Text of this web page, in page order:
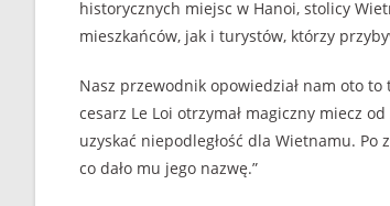
historycznych miejsc w Hanoi, stolicy
mieszkańców, jak i turystów, którzy
Nasz przewodnik opowiedział nam oto to
cesarz Le Loi otrzymał magiczny miecz
uzyskać niepodległość dla Wietnamu. Po
co dało mu jego nazwę.”